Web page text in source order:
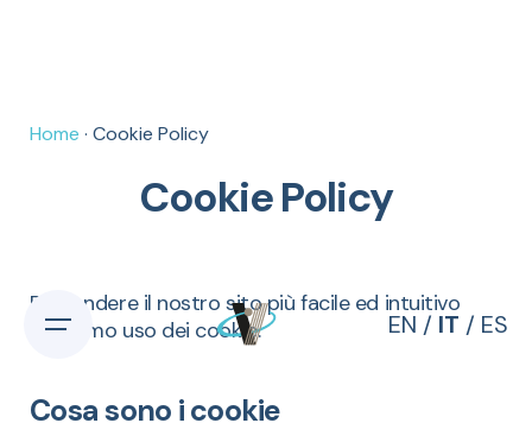
EN / IT / ES
Home · Cookie Policy
Cookie Policy
Per rendere il nostro sito più facile ed intuitivo
facciamo uso dei cookie.
Cosa sono i cookie